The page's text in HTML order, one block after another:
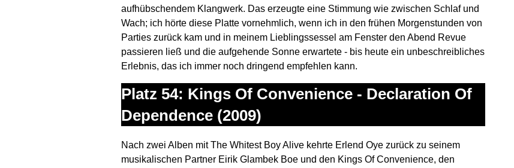
aufhübschendem Klangwerk. Das erzeugte eine Stimmung wie zwischen Schlaf und
Wach; ich hörte diese Platte vornehmlich, wenn ich in den frühen Morgenstunden von
Parties zurück kam und in meinem Lieblingssessel am Fenster den Abend Revue
passieren ließ und die aufgehende Sonne erwartete - bis heute ein unbeschreibliches
Erlebnis, das ich immer noch dringend empfehlen kann.
Platz 54: Kings Of Convenience - Declaration Of
Dependence (2009)
Nach zwei Alben mit The Whitest Boy Alive kehrte Erlend Oye zurück zu seinem
musikalischen Partner Eirik Glambek Boe und den Kings Of Convenience, den